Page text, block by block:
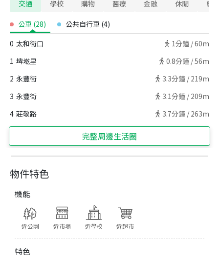
物件特色
機能
近公園 近市場 近學校 近超市
特色
交通 學校 購物 醫療 金融 休閒 寵
公車 (28) 公共自行車 (4)
0 太和街口 1分鐘 /60m
1 埤墘里 0.8分鐘 /56m
2 永豐街 3.3分鐘 / 219m
3 永豐街 3.1分鐘 / 209m
4 莊敬路 3.7分鐘 / 263m
完整周邊生活圈